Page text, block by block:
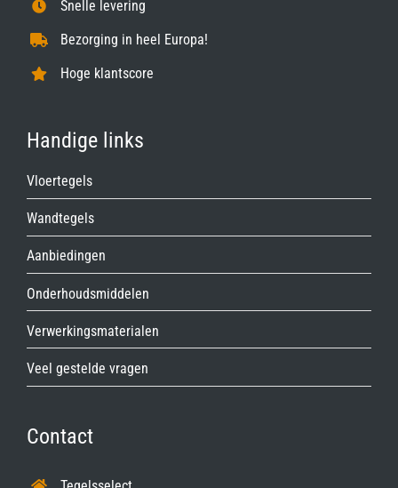
Snelle levering
Bezorging in heel Europa!
Hoge klantscore
Handige links
Vloertegels
Wandtegels
Aanbiedingen
Onderhoudsmiddelen
Verwerkingsmaterialen
Veel gestelde vragen
Contact